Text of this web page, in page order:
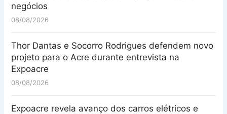
negócios
08/08/2026
Thor Dantas e Socorro Rodrigues defendem novo
projeto para o Acre durante entrevista na
Expoacre
08/08/2026
Expoacre revela avanço dos carros elétricos e